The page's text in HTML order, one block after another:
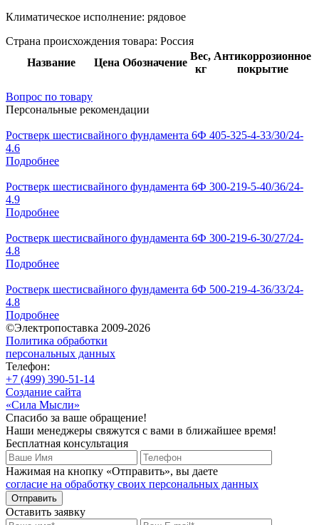
Климатическое исполнение: рядовое
Страна происхождения товара: Россия
Название
Цена Обозначение
Вес,
кг
Антикоррозионное
покрытие
Вопрос по товару
Персональные рекомендации
Ростверк шестисвайного фундамента 6Ф 405-325-4-33/30/24-
4.6
Подробнее
Ростверк шестисвайного фундамента 6Ф 300-219-5-40/36/24-
4.9
Подробнее
Ростверк шестисвайного фундамента 6Ф 300-219-6-30/27/24-
4.8
Подробнее
Ростверк шестисвайного фундамента 6Ф 500-219-4-36/33/24-
4.8
Подробнее
©Электропоставка 2009-2026
Политика обработки
персональных данных
Телефон:
+7 (499) 390-51-14
Создание сайта
«Сила Мысли»
Спасибо за ваше обращение!
Наши менеджеры свяжутся с вами в ближайшее время!
Бесплатная консультация
Нажимая на кнопку «Отправить», вы даете
согласие на обработку своих персональных данных
Отправить
Оставить заявку